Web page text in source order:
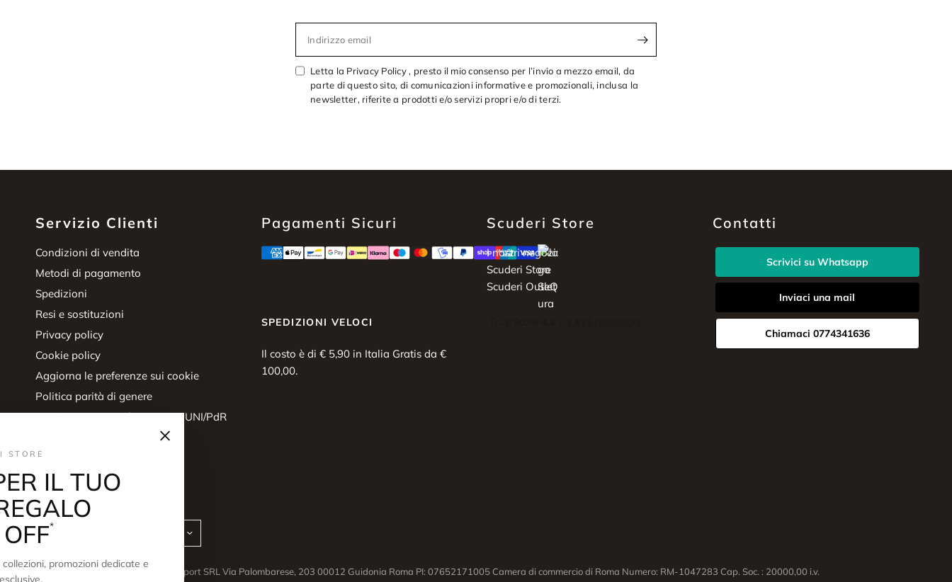
Indirizzo email
Letta la Privacy Policy , presto il mio consenso per l’invio a mezzo email, da
parte di questo sito, di comunicazioni informative e promozionali, inclusa la
newsletter, riferite a prodotti e/o servizi propri e/o di terzi.
Servizio Clienti
Condizioni di vendita
Metodi di pagamento
Spedizioni
Resi e sostituzioni
Privacy policy
Cookie policy
Aggiorna le preferenze sui cookie
Politica parità di genere
Certificazione parità di genere UNI/PdR
Diritto di recesso
Pagamenti Sicuri
SPEDIZIONI VELOCI
Il costo è di € 5,90 in Italia Gratis da €
100,00.
Scuderi Store
I nostri negozi:
Scuderi Store
Scuderi Outlet
Contatti
Scrivici su Whatsapp
Inviaci una mail
Chiamaci 0774341636
Aggiorna
© 2026 Scuderi Store, Scuderi sport SRL Via Palombarese, 203 00012 Guidonia Roma PI: 07652171005 Camera di commercio di Roma Numero: RM-1047283 Cap. Soc. : 20000,00 i.v.
×
STORE
IL TUO
*
promozioni dedicate e